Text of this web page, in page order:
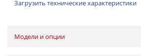
Загрузить технические характеристики
Модели и опции